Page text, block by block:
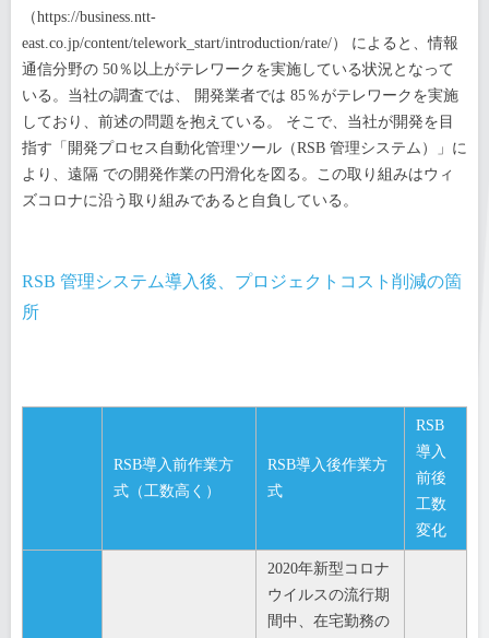
（https://business.ntt-
east.co.jp/content/telework_start/introduction/rate/） によると、情報
通信分野の 50％以上がテレワークを実施している状況となって
いる。当社の調査では、 開発業者では 85％がテレワークを実施
しており、前述の問題を抱えている。 そこで、当社が開発を目
指す「開発プロセス自動化管理ツール（RSB 管理システム）」に
より、遠隔 での開発作業の円滑化を図る。この取り組みはウィ
ズコロナに沿う取り組みであると自負している。
RSB 管理システム導入後、プロジェクトコスト削減の箇
所
RSB導入前作業方
式（工数高く）
RSB導入後作業方
式
RSB
導入
前後
工数
変化
2020年新型コロナ
ウイルスの流行期
間中、在宅勤務の